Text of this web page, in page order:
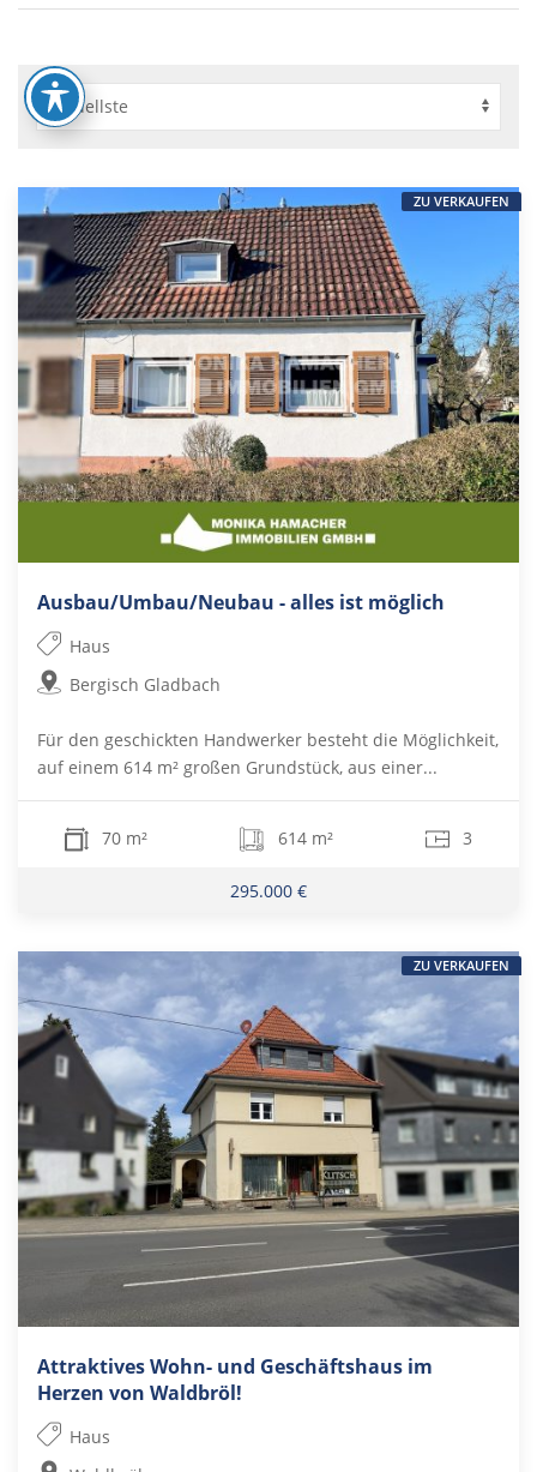
Ausbau/Umbau/Neubau - alles ist möglich
Haus
Bergisch Gladbach
Für den geschickten Handwerker besteht die Möglichkeit,
auf einem 614 m² großen Grundstück, aus einer...
70 m² 614 m² 3
295.000 €
ZU VERKAUFEN
Attraktives Wohn- und Geschäftshaus im
Herzen von Waldbröl!
Haus
ZU VERKAUFEN